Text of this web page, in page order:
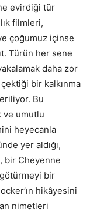
evirdiği tür
filmleri,
çoğumuz içinse
Türün her sene
daha zor
çektiği bir kalkınma
Bu
ve umutlu
heyecanla
yer aldığı,
bir Cheyenne
bir
hikâyesini
nimetleri